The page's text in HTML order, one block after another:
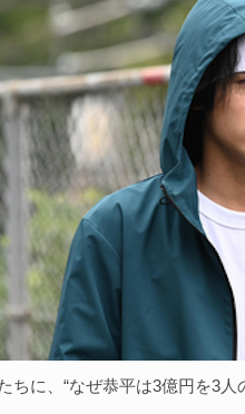
ちに、“なぜ恭平は3億円を3人